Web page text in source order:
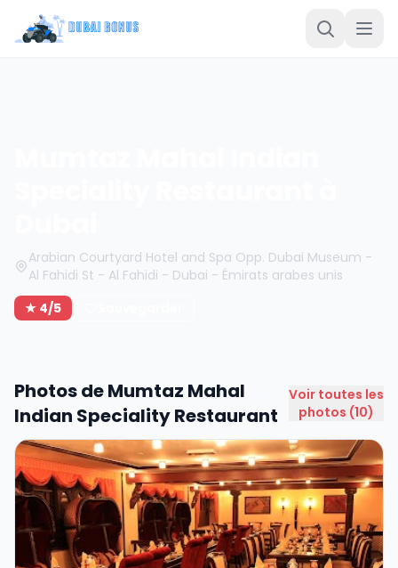
Arabian Courtyard Hotel and Spa Opp. Dubai Museum -
Al Fahidi St - Al Fahidi - Dubai - Émirats arabes unis
★ 4/5
Photos de Mumtaz Mahal
Indian Speciality Restaurant
Voir toutes les
photos (10)